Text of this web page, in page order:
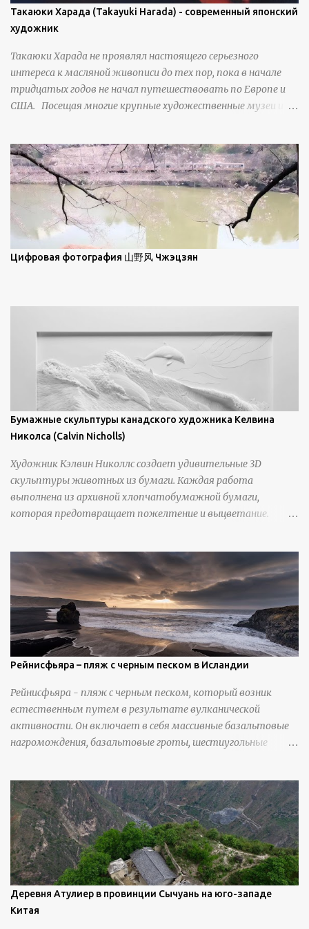
плоскости, например, при образовании поверхностной
изморози. В данном случае усиливается зеркальное
от положения наблюдателя и высоты солнца. Зеркальные
свойства наиболее заметны при угле солнечного света 15° и
ниже; при более высокой солнечной позиции снег
демонстрирует матовое отражение. Эти
Такаюки Харада (Takayuki Harada) - современный японский
художник
Такаюки Харада не проявлял настоящего серьезного
интереса к масляной живописи до тех пор, пока в начале
тридцатых годов не начал путешествовать по Европе и
США. Посещая многие крупные художественные музеи и
Брайан Шервин прокомментировал картины художника,
заявив, что "Такаюки Харада сочетает в себе классическую
элегантность живописи с реалиями современной жизни. В
некотором смысле, персонажи его картин предлагают
зрителям незаконченный рассказ, который усиливается его
уникальной манерой использования освещения". Для
просмотра всех работ, посетите страницу –
Цифровая фотография 山野风 Чжэцзян
Бумажные скульптуры канадского художника Келвина
Николса (Calvin Nicholls)
Художник Кэлвин Николлс создает удивительные 3D
скульптуры животных из бумаги. Каждая работа
выполнена из архивной хлопчатобумажной бумаги,
которая предотвращает пожелтение и выцветание.
инструменты для текстурирования, чтобы точно
вылепить каждую деталь. источник
https://calvinnicholls.com/
Рейнисфьяра – пляж с черным песком в Исландии
Рейнисфьяра - пляж с черным песком, который возник
естественным путем в результате вулканической
активности. Он включает в себя массивные базальтовые
нагромождения, базальтовые гроты, шестиугольные
Деревня Атулиер в провинции Сычуань на юго-западе
Китая